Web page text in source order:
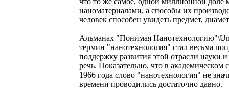
наноматериалами, а способы их
человек способен увидеть предмет,
Альманах "Понимая
термин "нанотехнология" стал весьма
поддержку развития этой отрасли науки
речь. Показательно, что в академическом
1966 года слово "нанотехнология" не
времени проводились достаточно давно.